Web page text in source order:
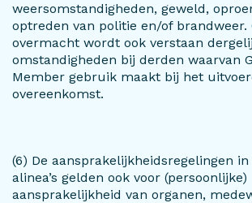
weersomstandigheden, geweld,
optreden van politie en/of brandweer.
overmacht wordt ook verstaan
omstandigheden bij derden waarvan
Member gebruik maakt bij het
overeenkomst.
(6) De aansprakelijkheidsregelingen
alinea’s gelden ook voor (persoonlijke)
aansprakelijkheid van organen,